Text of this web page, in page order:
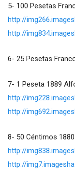
5- 100 Pesetas
http://
http://
6- 25 Pesetas
7- 1 Peseta 1889
http://
http://
8- 50 Céntimos
http://
http://